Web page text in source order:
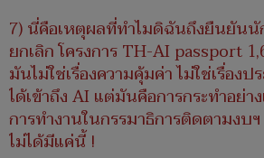
7) นี่คือเหตุผลที่ทำไมดิฉันถึงยืนยัน
ยกเลิก โครงการ TH-AI passport
มันไม่ใช่เรื่องความคุ้มค่า ไม่ใช่เรื่อง
ได้เข้าถึง AI แต่มันคือการกระทำอย่า
การทำงานในกรรมาธิการติดตามงบ
ไม่ได้มีแค่นี้ !